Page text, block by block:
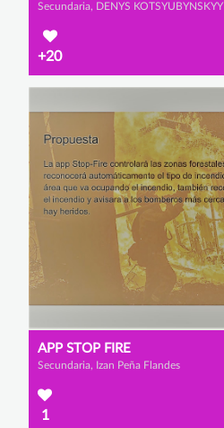
Secundaria, DENYS KOTSYUBYNSKYY
+20
APP STOP FIRE
Secundaria, Izan Peña Flandes
1